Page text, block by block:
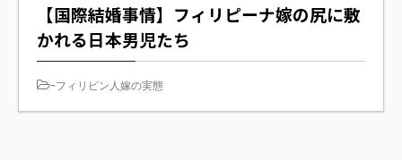
【国際結婚事情】フィリピーナ嫁の尻に敷
かれる日本男児たち
-フィリピン人嫁の実態